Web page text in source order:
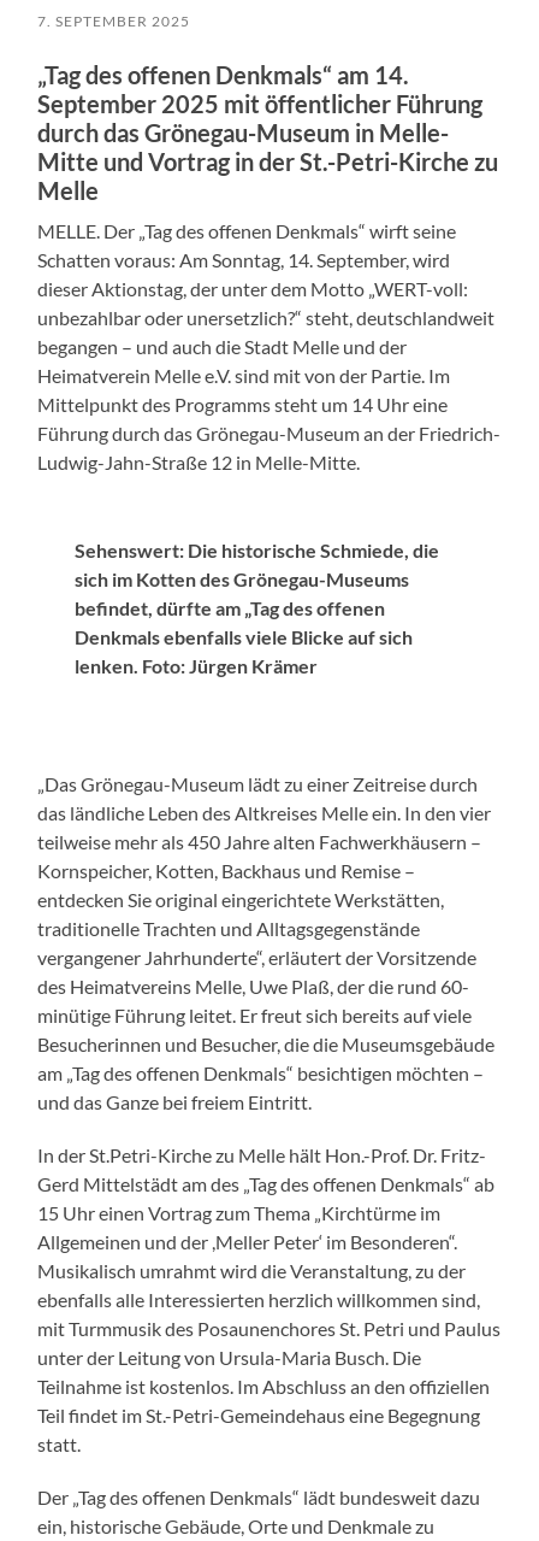
7. SEPTEMBER 2025
„Tag des offenen Denkmals“ am 14.
September 2025 mit öffentlicher Führung
durch das Grönegau-Museum in Melle-
Mitte und Vortrag in der St.-Petri-Kirche zu
Melle
MELLE. Der „Tag des offenen Denkmals“ wirft seine
Schatten voraus: Am Sonntag, 14. September, wird
dieser Aktionstag, der unter dem Motto „WERT-voll:
unbezahlbar oder unersetzlich?“ steht, deutschlandweit
begangen – und auch die Stadt Melle und der
Heimatverein Melle e.V. sind mit von der Partie. Im
Mittelpunkt des Programms steht um 14 Uhr eine
Führung durch das Grönegau-Museum an der Friedrich-
Ludwig-Jahn-Straße 12 in Melle-Mitte.
Sehenswert: Die historische Schmiede, die
sich im Kotten des Grönegau-Museums
befindet, dürfte am „Tag des offenen
Denkmals ebenfalls viele Blicke auf sich
lenken. Foto: Jürgen Krämer
„Das Grönegau-Museum lädt zu einer Zeitreise durch
das ländliche Leben des Altkreises Melle ein. In den vier
teilweise mehr als 450 Jahre alten Fachwerkhäusern –
Kornspeicher, Kotten, Backhaus und Remise –
entdecken Sie original eingerichtete Werkstätten,
traditionelle Trachten und Alltagsgegenstände
vergangener Jahrhunderte“, erläutert der Vorsitzende
des Heimatvereins Melle, Uwe Plaß, der die rund 60-
minütige Führung leitet. Er freut sich bereits auf viele
Besucherinnen und Besucher, die die Museumsgebäude
am „Tag des offenen Denkmals“ besichtigen möchten –
und das Ganze bei freiem Eintritt.
In der St.Petri-Kirche zu Melle hält Hon.-Prof. Dr. Fritz-
Gerd Mittelstädt am des „Tag des offenen Denkmals“ ab
15 Uhr einen Vortrag zum Thema „Kirchtürme im
Allgemeinen und der ,Meller Peter‘ im Besonderen“.
Musikalisch umrahmt wird die Veranstaltung, zu der
ebenfalls alle Interessierten herzlich willkommen sind,
mit Turmmusik des Posaunenchores St. Petri und Paulus
unter der Leitung von Ursula-Maria Busch. Die
Teilnahme ist kostenlos. Im Abschluss an den offiziellen
Teil findet im St.-Petri-Gemeindehaus eine Begegnung
statt.
Der „Tag des offenen Denkmals“ lädt bundesweit dazu
ein, historische Gebäude, Orte und Denkmale zu